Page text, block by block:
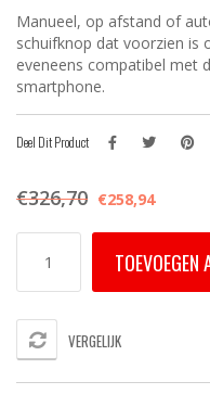
Manueel, op afstand of
schuifknop dat voorzien is
eveneens compatibel met
smartphone.
Deel Dit Product
€326,70 €258,94
UK04
INTEGRA
Elektrisch
TOEVOEGEN
VERGELIJK